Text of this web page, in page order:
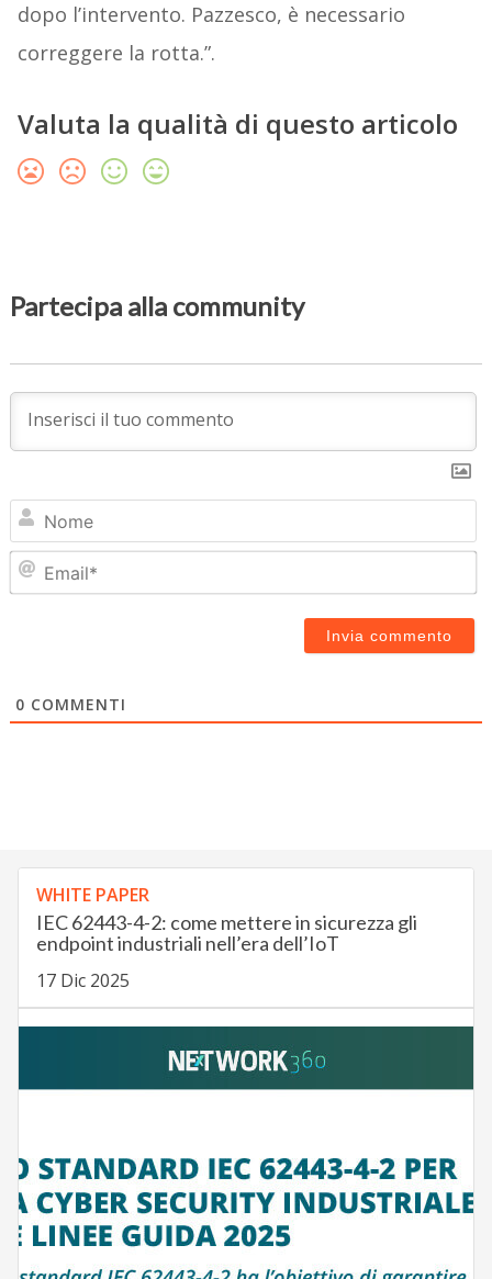
dopo l’intervento. Pazzesco, è necessario
correggere la rotta.”.
Valuta la qualità di questo articolo
Partecipa alla community
0 COMMENTI
WHITE PAPER
IEC 62443-4-2: come mettere in sicurezza gli
endpoint industriali nell’era dell’IoT
17 Dic 2025